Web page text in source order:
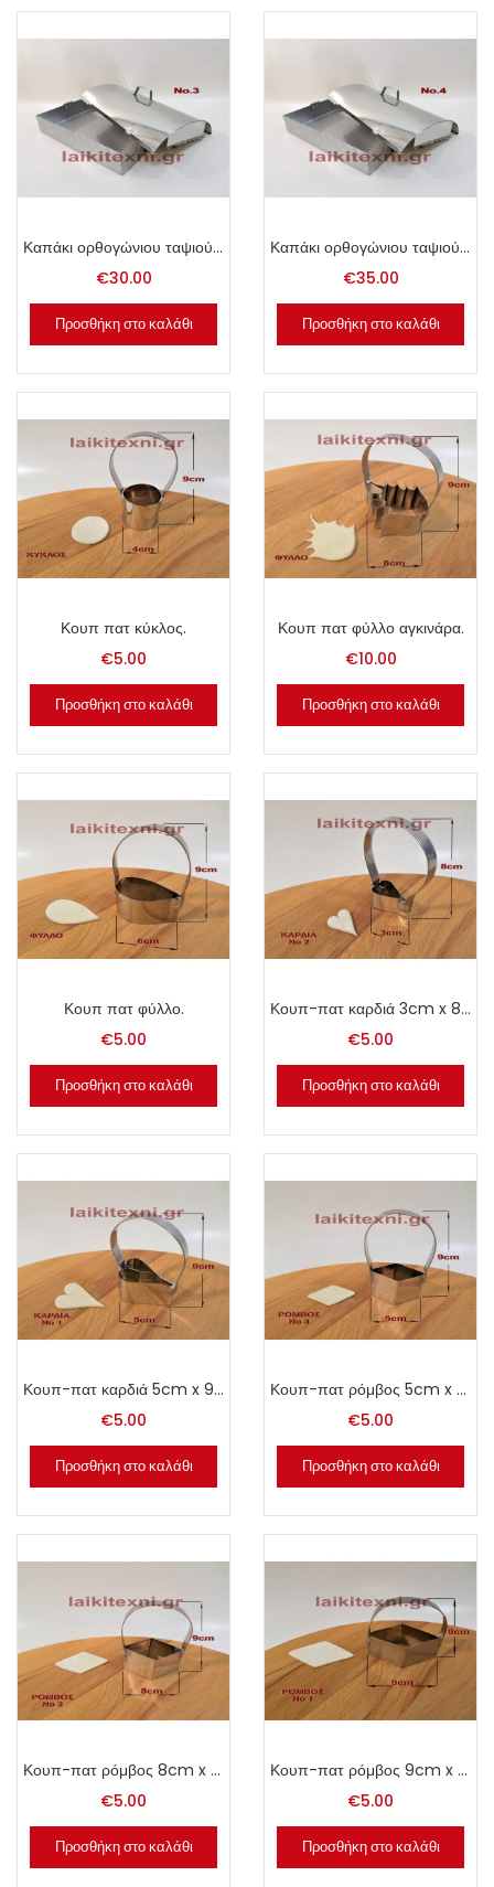
Καπάκι ορθογώνιου ταψιού Νο. 60.
€30.00
Προσθήκη στο καλάθι
Καπάκι ορθογώνιου ταψιού Νο. 70.
€35.00
Προσθήκη στο καλάθι
Κουπ πατ κύκλος.
€5.00
Προσθήκη στο καλάθι
Κουπ πατ φύλλο αγκινάρα.
€10.00
Προσθήκη στο καλάθι
Κουπ πατ φύλλο.
€5.00
Προσθήκη στο καλάθι
Κουπ-πατ καρδιά 3cm x 8cm.
€5.00
Προσθήκη στο καλάθι
Κουπ-πατ καρδιά 5cm x 9cm.
€5.00
Προσθήκη στο καλάθι
Κουπ-πατ ρόμβος 5cm x 9cm.
€5.00
Προσθήκη στο καλάθι
Κουπ-πατ ρόμβος 8cm x 9cm.
€5.00
Προσθήκη στο καλάθι
Κουπ-πατ ρόμβος 9cm x 9cm.
€5.00
Προσθήκη στο καλάθι